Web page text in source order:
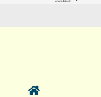
Home